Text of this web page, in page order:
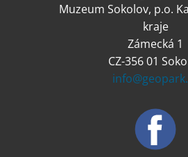
Muzeum Sokolov, p.o.
kraje
Zámecká 1
CZ-356 01